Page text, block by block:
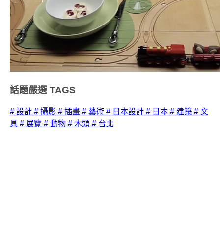
話題嚴選 TAGS
# 設計 # 攝影 # 插畫 # 藝術 # 日本設計 # 日本 # 建築 # 文
具 # 展覽 # 動物 # 木頭 # 台北